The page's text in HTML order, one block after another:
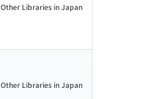
Other Libraries in Japan
Other Libraries in Japan